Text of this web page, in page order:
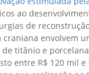
ao
de
craniana envolvem
titânio e
entre R$ 120 mil e